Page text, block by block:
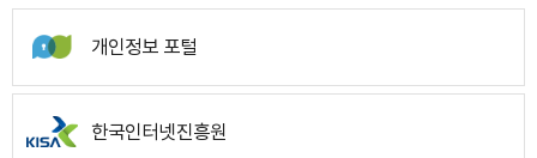
개인정보 포털
한국인터넷진흥원